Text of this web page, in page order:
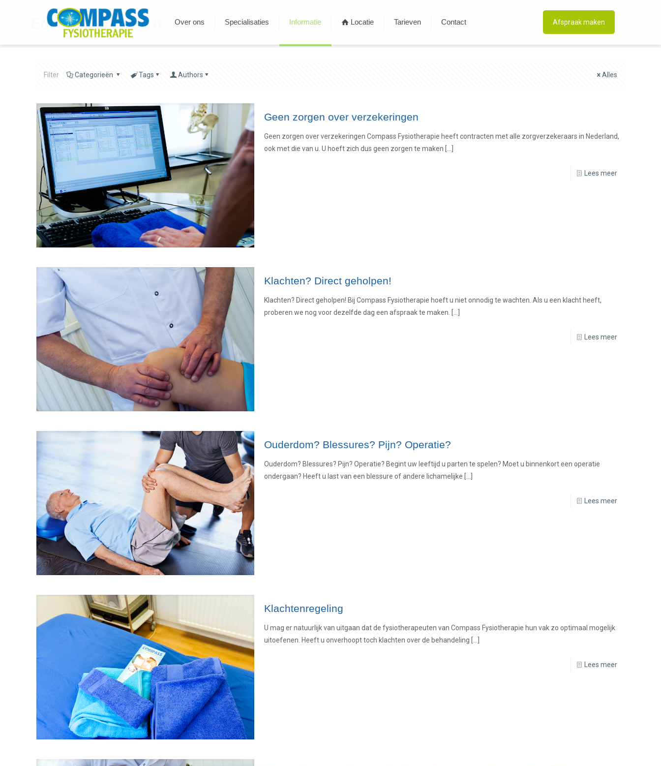
Over ons Specialisaties Informatie Locatie Tarieven Contact Afspraak maken
Eduard Vermeulen Informatie Eduard Vermeulen
Filter Categorieën Tags Authors Alles
Geen zorgen over verzekeringen
Geen zorgen over verzekeringen Compass Fysiotherapie heeft contracten met alle zorgverzekeraars in Nederland,
ook met die van u. U hoeft zich dus geen zorgen te maken
Lees meer
Klachten? Direct geholpen!
Klachten? Direct geholpen! Bij Compass Fysiotherapie hoeft u niet onnodig te wachten. Als u een klacht heeft,
proberen we nog voor dezelfde dag een afspraak te maken.
Lees meer
Ouderdom? Blessures? Pijn? Operatie?
Ouderdom? Blessures? Pijn? Operatie? Begint uw leeftijd u parten te spelen? Moet u binnenkort een operatie
ondergaan? Heeft u last van een blessure of andere lichamelijke […]
Lees meer
Klachtenregeling
U mag er natuurlijk van uitgaan dat de fysiotherapeuten van Compass Fysiotherapie hun vak zo optimaal mogelijk
uitoefenen. Heeft u onverhoopt toch klachten over de behandeling […]
Lees meer